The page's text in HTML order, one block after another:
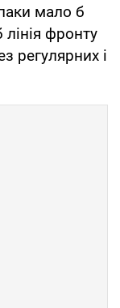
мало б
фронту
регулярних і